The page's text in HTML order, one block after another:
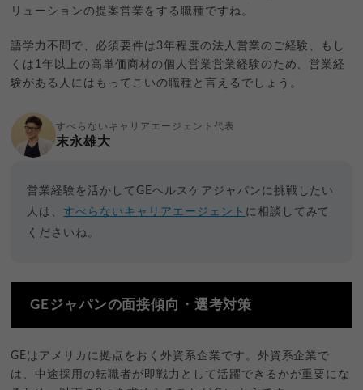
リューションの提案営業をする職種ですね。
語学力不問で、必須要件は3年程度の法人営業のご経験、もし
くは1年以上の高単価商材の個人営業営業経験のため、営業経
験がある人にはもってこいの職種と言えるでしょう。
すべらないキャリアエージェント代表
末永雄大
営業経験を活かしてGEヘルスケアジャパンに挑戦したい
人は、すべらないキャリアエージェント に相談してみて
くださいね。
GEジャパンの面接傾向・選考対策
GEはアメリカに拠点をおく外資系企業です。外資系企業で
は、中途採用の転職者が即戦力として活躍できるかが重要にな